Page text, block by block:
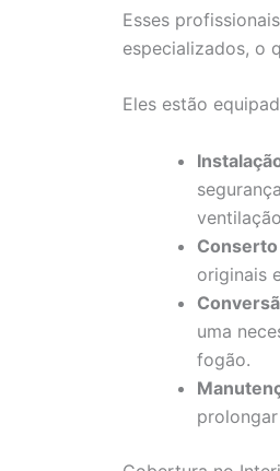
Esses
especializados, o
Eles estão
originais
uma
fogão.